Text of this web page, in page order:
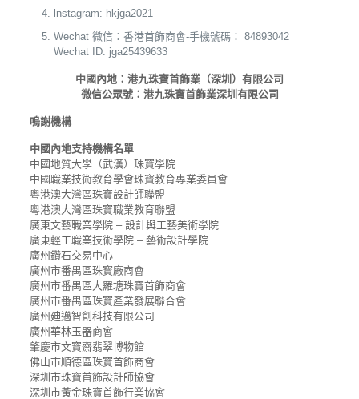
lnstagram: hkjga2021
Wechat 微信：香港首飾商會-手機號碼： 84893042
Wechat ID: jga25439633
中國內地：港九珠寶首飾業（深圳）有限公司
微信公眾號：港九珠寶首飾業深圳有限公司
嗚謝機構
中國內地支持機構名單
中國地質大學（武漢）珠寶學院
中國職業技術教育學會珠寳教育專業委員會
粵港澳大灣區珠寶設計師聯盟
粵港澳大灣區珠寶職業教育聯盟
廣東文藝職業學院 – 設計與工藝美術學院
廣東輕工職業技術學院 – 藝術設計學院
廣州鑽石交易中心
廣州市番禺區珠寳廠商會
廣州市番禺區大羅塘珠寶首飾商會
廣州市番禺區珠寶產業發展聯合會
廣州廸邁智創科技有限公司
廣州華林玉器商會
肇慶市文寶齋翡翠博物館
佛山市順德區珠寶首飾商會
深圳市珠寶首飾設計師協會
深圳市黃金珠寶首飾行業協會